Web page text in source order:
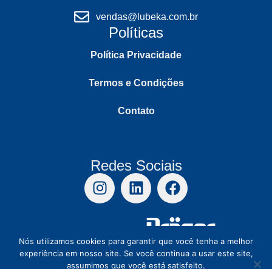
vendas@lubeka.com.br
Políticas
Política Privacidade
Termos e Condições
Contato
Redes Sociais
Copyright © 2026 Todos os direitos reservados.
Nós utilizamos cookies para garantir que você tenha a melhor
experiência em nosso site. Se você continua a usar este site,
assumimos que você está satisfeito.